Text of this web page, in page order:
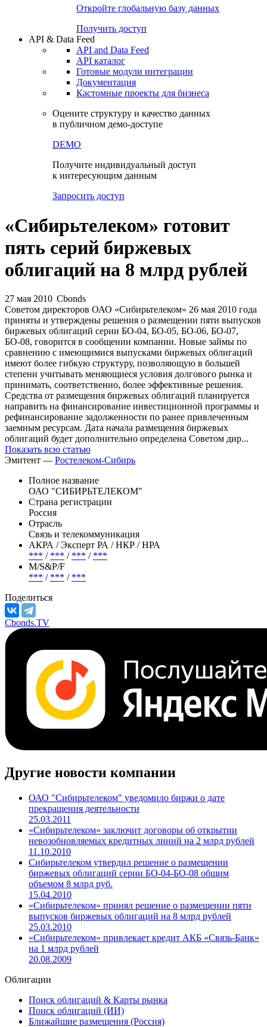
Проверка контрагента
Попробуйте7-дневный
Откройте глобальную базу данных
Получить доступ
API & Data Feed
API and Data Feed
Готовые модули интеграции
Документация
в публичном демо-доступе
Запросить доступ
«Сибирьтелеком» готовит
облигаций на 8 млрд рублей
27 мая 2010Cbonds
Советом директоров ОАО «Сибирьтелеком» 26 мая 2010 года
приняты и утверждены решения о размещении пяти выпусков
биржевых облигаций серии БО-04, БО-05, БО-06, БО-07,
БО-08, говорится в сообщении компании. Новые займы по
сравнению с имеющимися выпусками биржевых облигаций
имеют более гибкую структуру, позволяющую в большей
степени учитывать меняющиеся условия долгового рынка и
принимать, соответственно, более эффективные решения.
Средства от размещения биржевых облигаций планируется
направить на финансирование инвестиционной программы и
рефинансирование задолженности по ранее привлеченным
облигаций будет дополнительно определена Советом дир...
Показать всю статью
Эмитент —Ростелеком-Сибирь
Полное название
ОАО "СИБИРЬТЕЛЕКОМ"
Страна регистрации
Россия
Отрасль
Связь и телекоммуникация
***/***
М/S&P/F
***/
Поделиться
Cbonds.TV
Другие новости компании
ОАО "Сибирьтелеком" уведомило биржи о дате
прекращения деятельности
25.03.2011
«Сибирьтелеком» заключит договоры об открытии
невозобновляемых кредитных линий на 2 млрд рублей
11.10.2010
Сибирьтелеком утвердил решение о размещении
биржевых облигаций серии БО-04-БО-08 общим
объемом 8 млрд руб.
15.04.2010
«Сибирьтелеком» принял решение о размещении пяти
выпусков биржевых облигаций на 8 млрд рублей
«Сибирьтелеком» привлекает кредит АКБ «Связь-Банк»
20.08.2009
Облигации